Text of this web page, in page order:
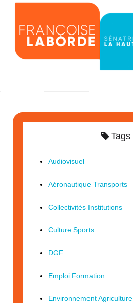
Tags
Audiovisuel
Aéronautique Transports
Collectivités Institutions
Culture Sports
DGF
Emploi Formation
Environnement Agriculture